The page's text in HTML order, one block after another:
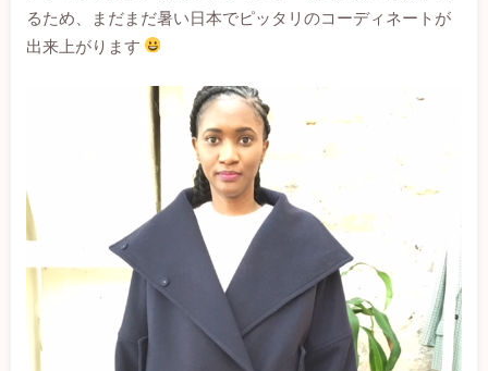
るため、まだまだ暑い日本でピッタリのコーディネートが
出来上がります